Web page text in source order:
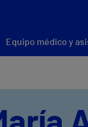
Equipo médico y